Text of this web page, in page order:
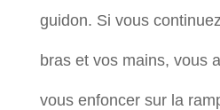
guidon. Si vous
bras et vos mains, vous
vous enfoncer sur la